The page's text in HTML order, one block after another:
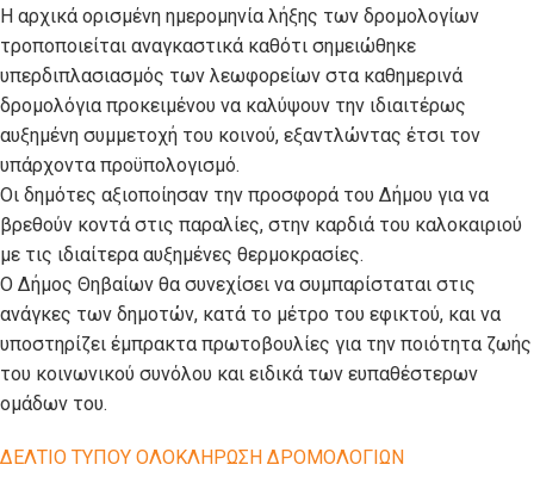
Η αρχικά ορισμένη ημερομηνία λήξης των δρομολογίων
τροποποιείται αναγκαστικά καθότι σημειώθηκε
υπερδιπλασιασμός των λεωφορείων στα καθημερινά
δρομολόγια προκειμένου να καλύψουν την ιδιαιτέρως
αυξημένη συμμετοχή του κοινού, εξαντλώντας έτσι τον
υπάρχοντα προϋπολογισμό.
Οι δημότες αξιοποίησαν την προσφορά του Δήμου για να
βρεθούν κοντά στις παραλίες, στην καρδιά του καλοκαιριού
με τις ιδιαίτερα αυξημένες θερμοκρασίες.
Ο Δήμος Θηβαίων θα συνεχίσει να συμπαρίσταται στις
ανάγκες των δημοτών, κατά το μέτρο του εφικτού, και να
υποστηρίζει έμπρακτα πρωτοβουλίες για την ποιότητα ζωής
του κοινωνικού συνόλου και ειδικά των ευπαθέστερων
ομάδων του.
ΔΕΛΤΙΟ ΤΥΠΟΥ ΟΛΟΚΛΗΡΩΣΗ ΔΡΟΜΟΛΟΓΙΩΝ